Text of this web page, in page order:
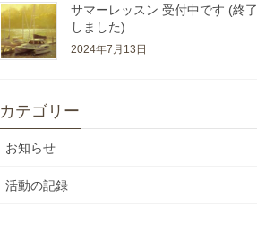
サマーレッスン 受付中です (終了
しました)
2024年7月13日
カテゴリー
お知らせ
活動の記録